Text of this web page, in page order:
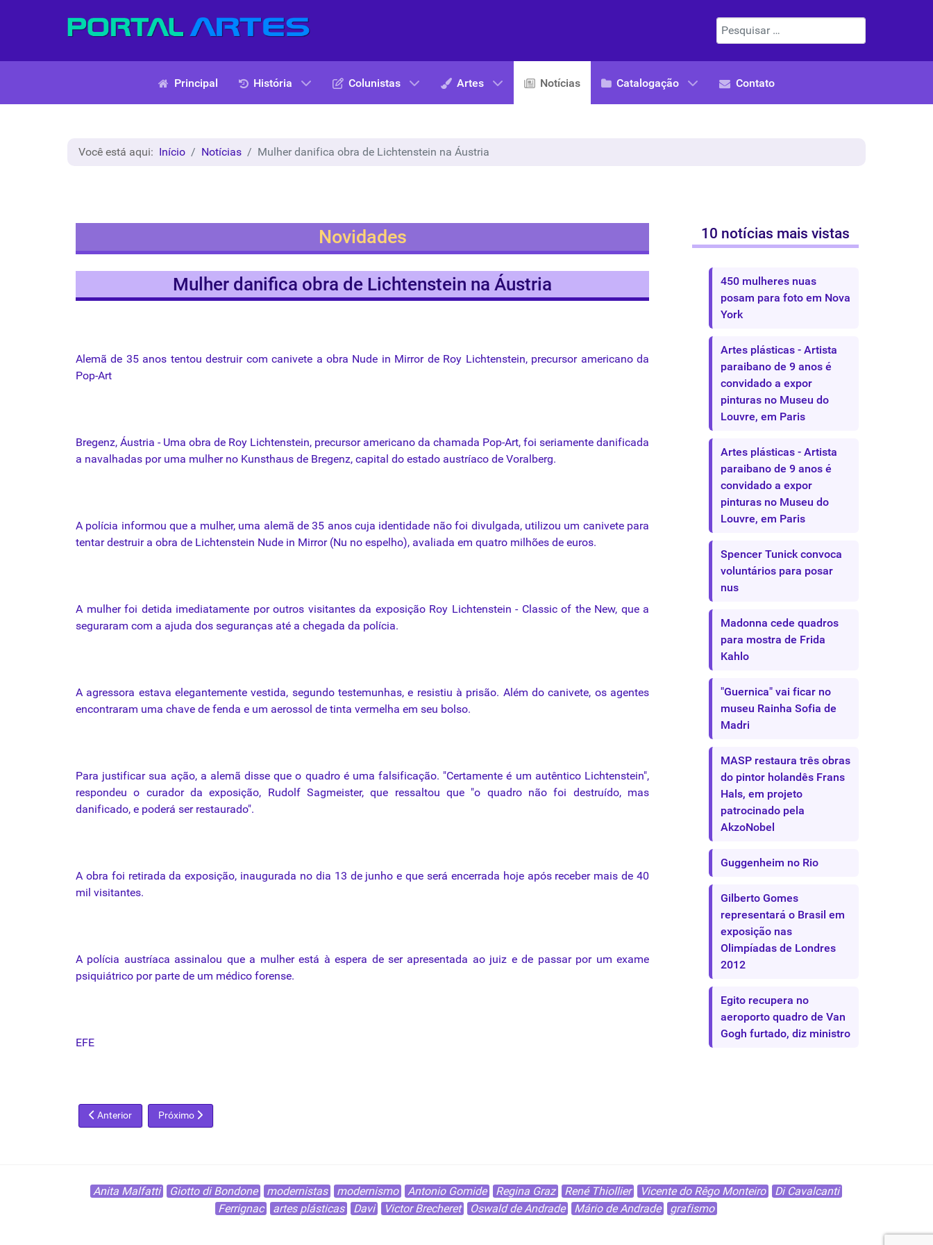
Pesquisar
Principal História Colunistas Artes Notícias Catalogação Contato
Você está aqui: Início Notícias Mulher danifica obra de Lichtenstein na Áustria
Novidades
Mulher danifica obra de Lichtenstein na Áustria
Alemã de 35 anos tentou destruircomcanivete aobra Nude in Mirror de Roy Lichtenstein, precursor americano da
Pop-Art
Bregenz, Áustria - Uma obra de Roy Lichtenstein, precursor americano da chamada Pop-Art, foi seriamente danificada
a navalhadas por uma mulherno Kunsthaus de Bregenz, capital do estado austríaco de Voralberg.
A polícia informou que a mulher, uma alemã de 35 anoscuja identidade nãofoi divulgada, utilizou um canivetepara
tentardestruira obra de Lichtenstein Nude in Mirror (Nu no espelho), avaliada em quatro milhões de euros.
A mulher foi detida imediatamente poroutros visitantes da exposição Roy Lichtenstein - Classic of the New, que a
seguraram com a ajuda dos seguranças até a chegada da polícia.
A agressora estava elegantemente vestida, segundo testemunhas, e resistiu à prisão. Além docanivete, os agentes
encontraram uma chave de fenda e um aerossol de tinta vermelha em seu bolso.
Para justificar sua ação, a alemã disse que o quadro é uma falsificação. "Certamente é um autêntico Lichtenstein",
respondeu o curador da exposição, Rudolf Sagmeister, que ressaltou que "o quadro nãofoi destruído, mas
danificado, e poderá ser restaurado".
A obra foi retiradada exposição, inaugurada no dia 13 de junho e que será encerrada hoje após receber mais de 40
mil visitantes.
A polícia austríaca assinalou que a mulherestá à espera de ser apresentada ao juiz e de passar porum exame
psiquiátrico porparte de um médico forense.
EFE
Artigo anterior: Cai número de visitantes em museus britânicos
Anterior Próximo artigo: Louças de Picasso serão leiloadas em Londres
Próximo
10 notícias mais vistas
450 mulheres nuas
posam para foto em Nova
York
Artes plásticas - Artista
paraibano de 9 anos é
convidado a expor
pinturas no Museu do
Louvre, em Paris
Artes plásticas - Artista
paraibano de 9 anos é
convidado a expor
pinturas no Museu do
Louvre, em Paris
Spencer Tunick convoca
voluntários para posar
nus
Madonna cede quadros
para mostra de Frida
Kahlo
"Guernica" vai ficar no
museu Rainha Sofia de
Madri
MASP restaura três obras
do pintor holandês Frans
Hals, em projeto
patrocinado pela
AkzoNobel
Guggenheim no Rio
Gilberto Gomes
representará o Brasil em
exposição nas
Olimpíadas de Londres
2012
Egito recupera no
aeroporto quadro de Van
Gogh furtado, diz ministro
Anita Malfatti Giotto di Bondone modernistas modernismo Antonio Gomide Regina Graz René Thiollier Vicente do Rêgo Monteiro
Di Cavalcanti
Ferrignac
artes plásticas Davi Victor Brecheret Oswald de Andrade Mário de Andrade grafismo